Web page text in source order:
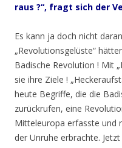
raus ?“, fragt sich der
Es kann ja doch nicht
„Revolutionsgelüste“
Badische Revolution ! Mit
sie ihre Ziele !
heute Begriffe, die die
zurückrufen, eine
Mitteleuropa erfasste und
der Unruhe erbrachte.